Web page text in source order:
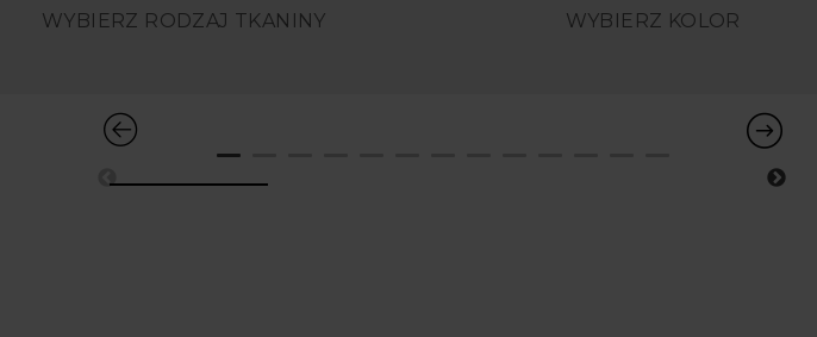
WYBIERZ RODZAJ TKANINY WYBIERZ KOLOR